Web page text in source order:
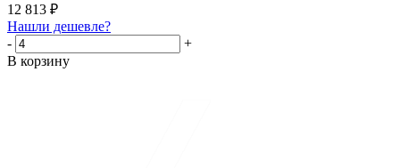
12 813 ₽
Нашли дешевле?
-
+
В корзину